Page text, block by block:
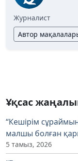
Журналист
Автор
Ұқсас
“Кешірім
малшы болған
5 тамыз, 2026